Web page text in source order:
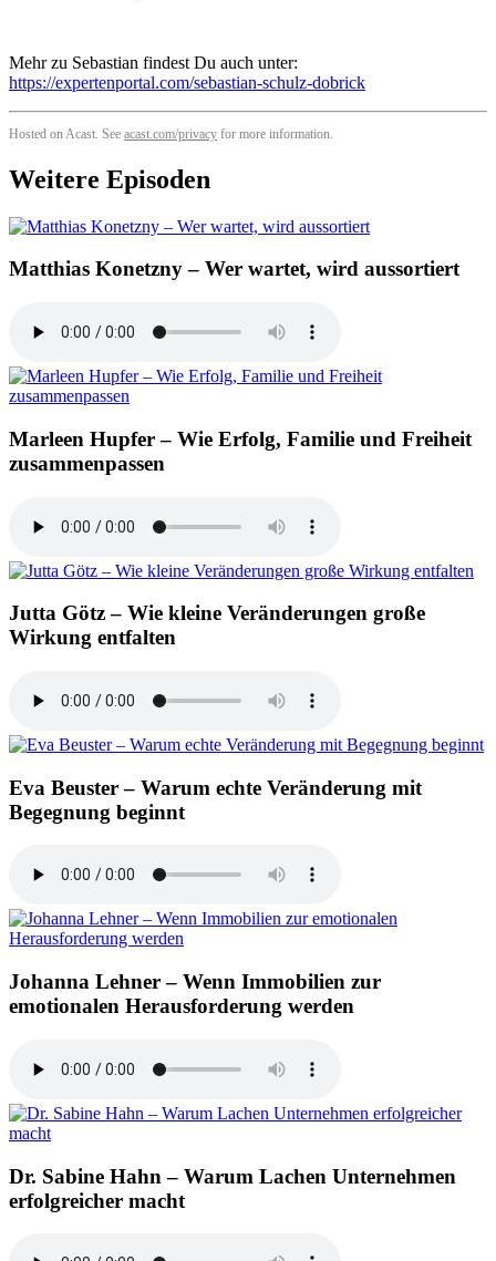
Mehr zu Sebastian findest Du auch unter:
https://expertenportal.com/sebastian-schulz-dobrick
Hosted on Acast. See acast.com/privacy for more information.
Weitere Episoden
Matthias Konetzny – Wer wartet, wird aussortiert
Marleen Hupfer – Wie Erfolg, Familie und Freiheit
zusammenpassen
Jutta Götz – Wie kleine Veränderungen große
Wirkung entfalten
Eva Beuster – Warum echte Veränderung mit
Begegnung beginnt
Johanna Lehner – Wenn Immobilien zur
emotionalen Herausforderung werden
Dr. Sabine Hahn – Warum Lachen Unternehmen
erfolgreicher macht